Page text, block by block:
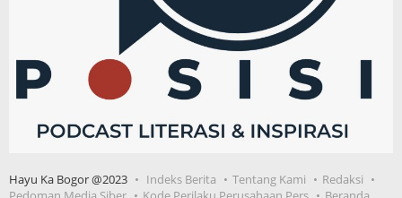
Hayu Ka Bogor @2023 Indeks Berita Tentang Kami
Redaksi